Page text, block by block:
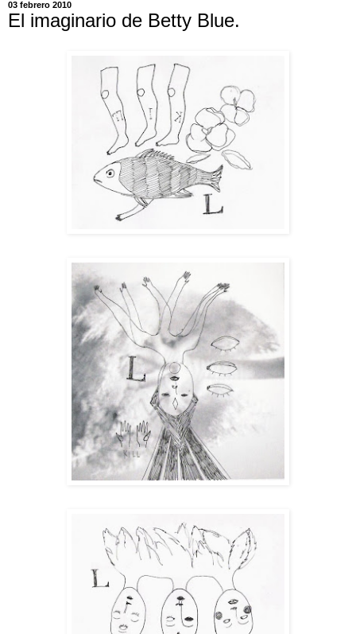
03 febrero 2010
El imaginario de Betty Blue.